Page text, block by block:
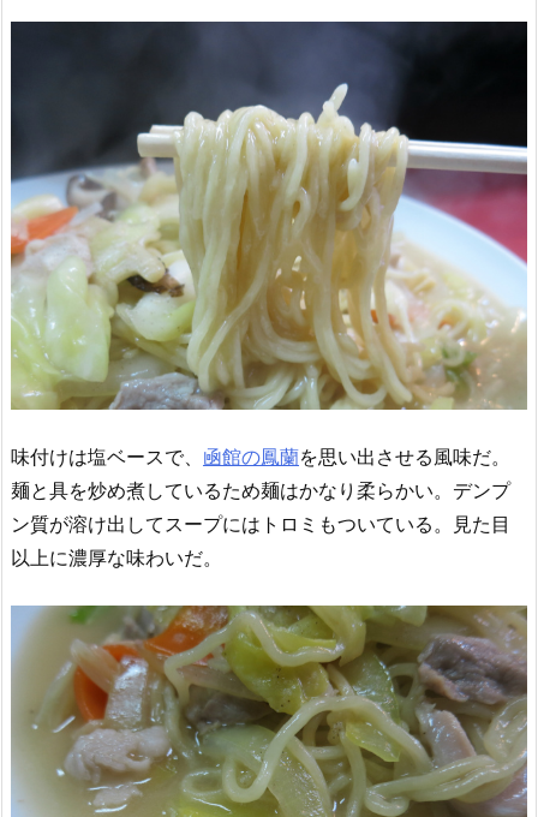
味付けは塩ベースで、 凾館の鳳蘭を思い出させる風味だ。
麺と具を炒め煮しているため麺はかなり柔らかい。デンプ
ン質が溶け出してスープにはトロミもついている。見た目
以上に濃厚な味わいだ。